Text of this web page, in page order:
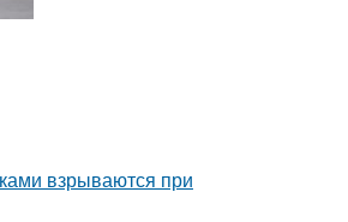
взрываются при